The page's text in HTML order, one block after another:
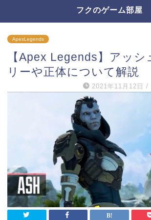
フクのゲーム部屋
ApexLegends
【Apex Legends】アッシ
リーや正体について解説
2021年11月12日 /